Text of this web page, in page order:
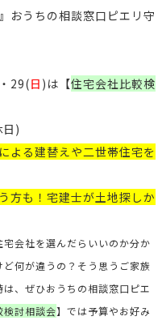
おうちの相談窓口ピエリ守
29(日 )は【住宅会社比較検
)
よる建替えや二世帯住宅を
方も！宅建士が土地探しか
宅会社を選んだらいいのか分か
何が違うの？そう思うご家族
、ぜひおうちの相談窓口ピエ
検討相談会】では予算やお好み